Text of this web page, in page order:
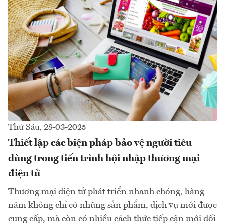
Thứ Sáu, 28-03-2025
Thiết lập các biện pháp bảo vệ người tiêu
dùng trong tiến trình hội nhập thương mại
điện tử
Thương mại điện tử phát triển nhanh chóng, hàng
năm không chỉ có những sản phẩm, dịch vụ mới được
cung cấp, mà còn có nhiều cách thức tiếp cận mới đối